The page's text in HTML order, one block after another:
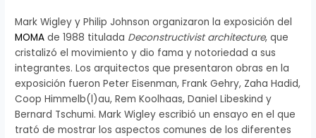
Mark Wigley y Philip Johnson organizaron la exposición del
MOMA de 1988 titulada Deconstructivist architecture, que
cristalizó el movimiento y dio fama y notoriedad a sus
integrantes. Los arquitectos que presentaron obras en la
exposición fueron Peter Eisenman, Frank Gehry, Zaha Hadid,
Coop Himmelb(l)au, Rem Koolhaas, Daniel Libeskind y
Bernard Tschumi. Mark Wigley escribió un ensayo en el que
trató de mostrar los aspectos comunes de los diferentes